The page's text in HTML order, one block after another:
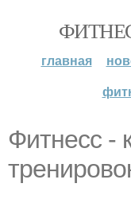
главная
Фитнесс -